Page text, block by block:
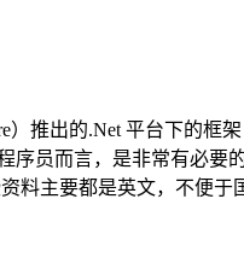
）推出的.Net 平台下的
序员而言，是非常有必
料主要都是英文，不便于